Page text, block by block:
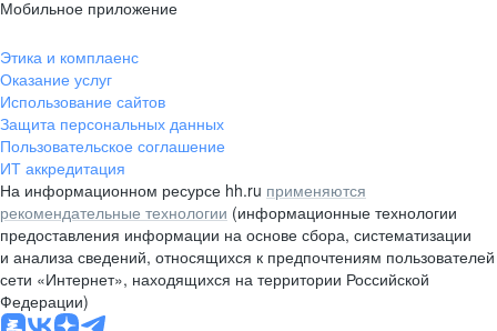
Мобильное приложение
Этика и комплаенс
Оказание услуг
Использование сайтов
Защита персональных данных
Пользовательское соглашение
ИТ аккредитация
На информационном ресурсе hh.ru применяются
рекомендательные технологии (информационные технологии
предоставления информации на основе сбора, систематизации
и анализа сведений, относящихся к предпочтениям пользователей
сети «Интернет», находящихся на территории Российской
Федерации)